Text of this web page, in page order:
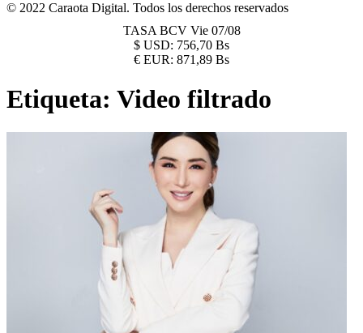
© 2022 Caraota Digital. Todos los derechos reservados
TASA BCV Vie 07/08
$ USD: 756,70 Bs
€ EUR: 871,89 Bs
Etiqueta: Video filtrado